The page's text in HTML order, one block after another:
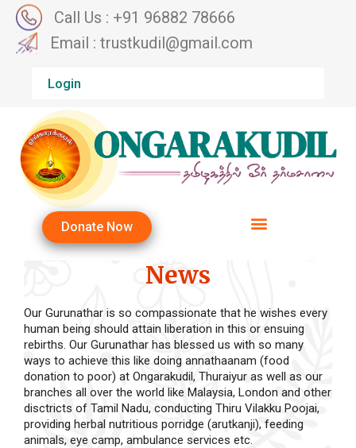
Call Us : +91 96882 78666
Email : trustkudil@gmail.com
Login
Donate Now
News
Our Gurunathar is so compassionate that he wishes every
human being should attain liberation in this or ensuing
rebirths. Our Gurunathar has blessed us with so many
ways to achieve this like doing annathaanam (food
donation to poor) at Ongarakudil, Thuraiyur as well as our
branches all over the world like Malaysia, London and other
disctricts of Tamil Nadu, conducting Thiru Vilakku Poojai,
providing herbal nutritious porridge (arutkanji), feeding
animals, eye camp, ambulance services etc.